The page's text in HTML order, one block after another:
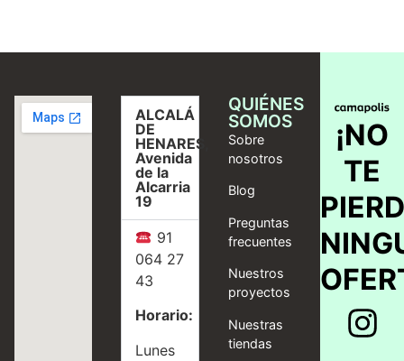
ALCALÁ
DE
HENARES,
Avenida
de la
Alcarria
19
91
064 27
43
Horario:
Lunes
QUIÉNES
SOMOS
Sobre
nosotros
Blog
Preguntas
frecuentes
Nuestros
proyectos
Nuestras
tiendas
¡NO
TE